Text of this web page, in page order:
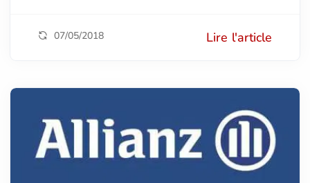
07/05/2018 Lire l'article